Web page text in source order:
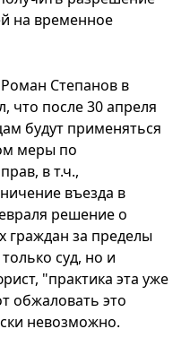
на временное
Степанов в
что после 30 апреля
будут применяться
меры по
в т.ч.,
въезда в
решение о
граждан за пределы
суд, но и
"практика эта уже
обжаловать это
невозможно.